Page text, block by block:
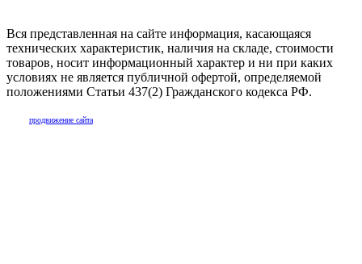
Вся представленная на сайте информация, касающаяся
технических характеристик, наличия на складе, стоимости
товаров, носит информационный характер и ни при каких
условиях не является публичной офертой, определяемой
положениями Статьи 437(2) Гражданского кодекса РФ.
продвижение сайта